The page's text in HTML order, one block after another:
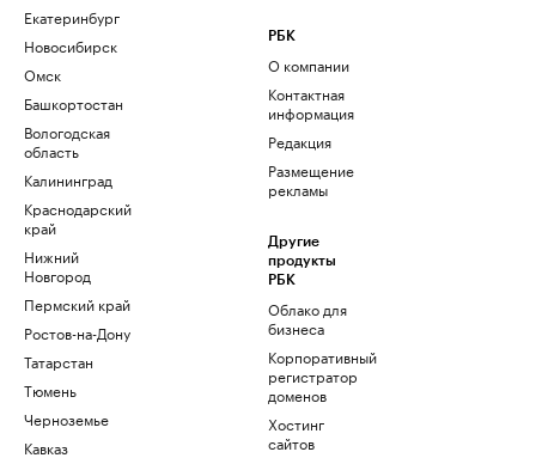
Екатеринбург
Новосибирск
Омск
Башкортостан
Вологодская
область
Калининград
Краснодарский
край
Нижний
Новгород
Пермский край
Ростов-на-Дону
Татарстан
Тюмень
Черноземье
Кавказ
РБК
О компании
Контактная
информация
Редакция
Размещение
рекламы
Другие
продукты
РБК
Облако для
бизнеса
Корпоративный
регистратор
доменов
Хостинг
сайтов